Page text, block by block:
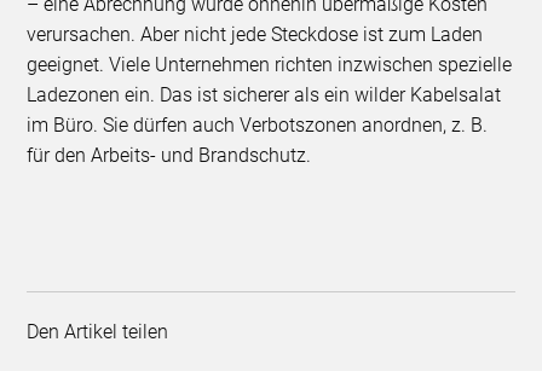
verursachen. Aber nicht jede Steckdose ist zum Laden
geeignet. Viele Unternehmen richten inzwischen spezielle
Ladezonen ein. Das ist sicherer als ein wilder Kabelsalat
im Büro. Sie dürfen auch Verbotszonen anordnen, z. B.
für den Arbeits- und Brandschutz.
Den Artikel teilen